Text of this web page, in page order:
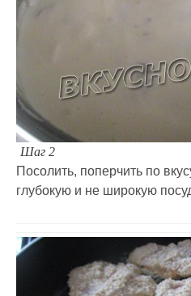
Шаг 2
Посолить, поперчить по
глубокую и не широкую